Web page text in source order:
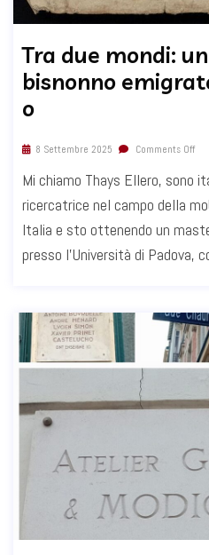
Tra due mondi:
bisnonno
o
8 Settembre 2025 Comments Off
Mi chiamo Thays Ellero, sono
ricercatrice nel campo della
Italia e sto ottenendo un
presso l'Università di Padova,